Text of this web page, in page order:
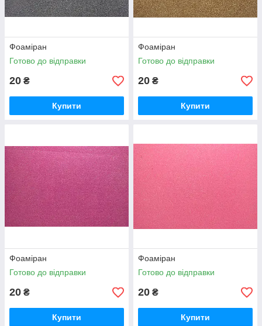
Фоаміран
Готово до відправки
20 ₴
Купити
Фоаміран
Готово до відправки
20 ₴
Купити
Фоаміран
Готово до відправки
20 ₴
Купити
Фоаміран
Готово до відправки
20 ₴
Купити